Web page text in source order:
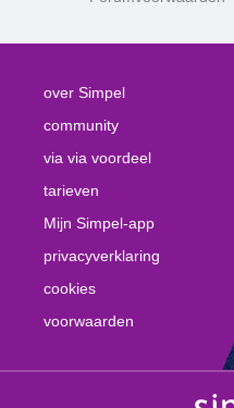
over Simpel
community
via via voordeel
tarieven
Mijn Simpel-app
privacyverklaring
cookies
voorwaarden